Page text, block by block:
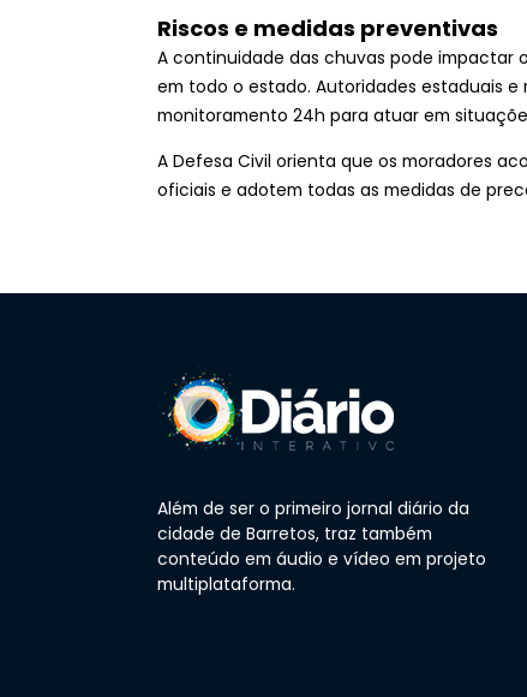
Riscos e medidas preventivas
A continuidade das chuvas pode impactar
em todo o estado. Autoridades estaduais
monitoramento 24h para atuar em
A Defesa Civil orienta que os moradores
oficiais e adotem todas as medidas de
Além de ser o primeiro jornal diário da
cidade de Barretos, traz também
conteúdo em áudio e vídeo em projeto
multiplataforma.